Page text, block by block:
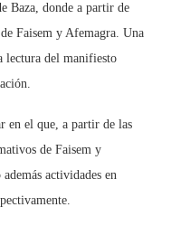
Baza, donde a partir de
Faisem y Afemagra. Una
lectura del manifiesto
en el que, a partir de las
de Faisem y
actividades en